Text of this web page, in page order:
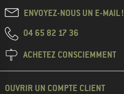
ENVOYEZ-NOUS UN E-MAIL !
04 65 82 17 36
ACHETEZ CONSCIEMMENT
OUVRIR UN COMPTE CLIENT